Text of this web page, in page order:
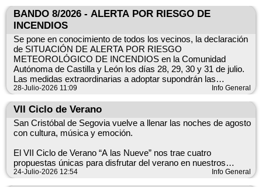
📍 Plaza Mayor
actividad del Eclipse Solar Total. La inscripción, con un coste
de 2 €, incluye las gafas y también un refresco, se realiza en la
BANDO 8/2026 - ALERTA POR RIESGO DE
INCENDIOS
Se pone en conocimiento de todos los vecinos, la declaración
de SITUACIÓN DE ALERTA POR RIESGO
METEOROLÓGICO DE INCENDIOS en la Comunidad
Autónoma de Castilla y León los días 28, 29, 30 y 31 de julio.
Las medidas extraordinarias a adoptar supondrán las
siguientes PROHIBICIONES indicadas en el documento
28-Julio-2026 11:09 Info General
VII Ciclo de Verano
San Cristóbal de Segovia vuelve a llenar las noches de agosto
con cultura, música y emoción.
El VII Ciclo de Verano “A las Nueve” nos trae cuatro
propuestas únicas para disfrutar del verano en nuestros
espacios al aire libre.
24-Julio-2026 12:54 Info General